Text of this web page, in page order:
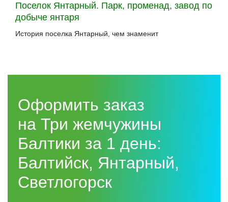
Поселок Янтарный. Парк, променад, завод по
добыче янтаря
История поселка Янтарный, чем знаменит
Оформить заказ
на Три жемчужины
Балтики за 1 день:
Балтийск, Янтарный,
Светлогорск